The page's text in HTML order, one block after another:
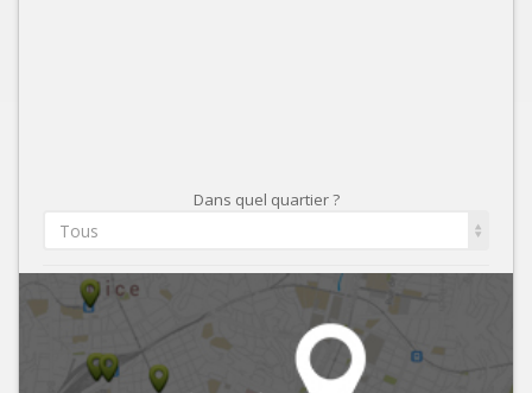
Dans quel quartier ?
Tous